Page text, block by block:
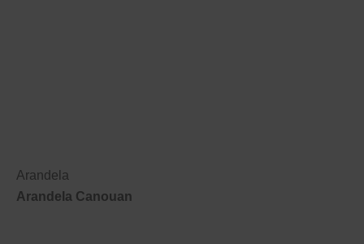
Arandela
Arandela Canouan